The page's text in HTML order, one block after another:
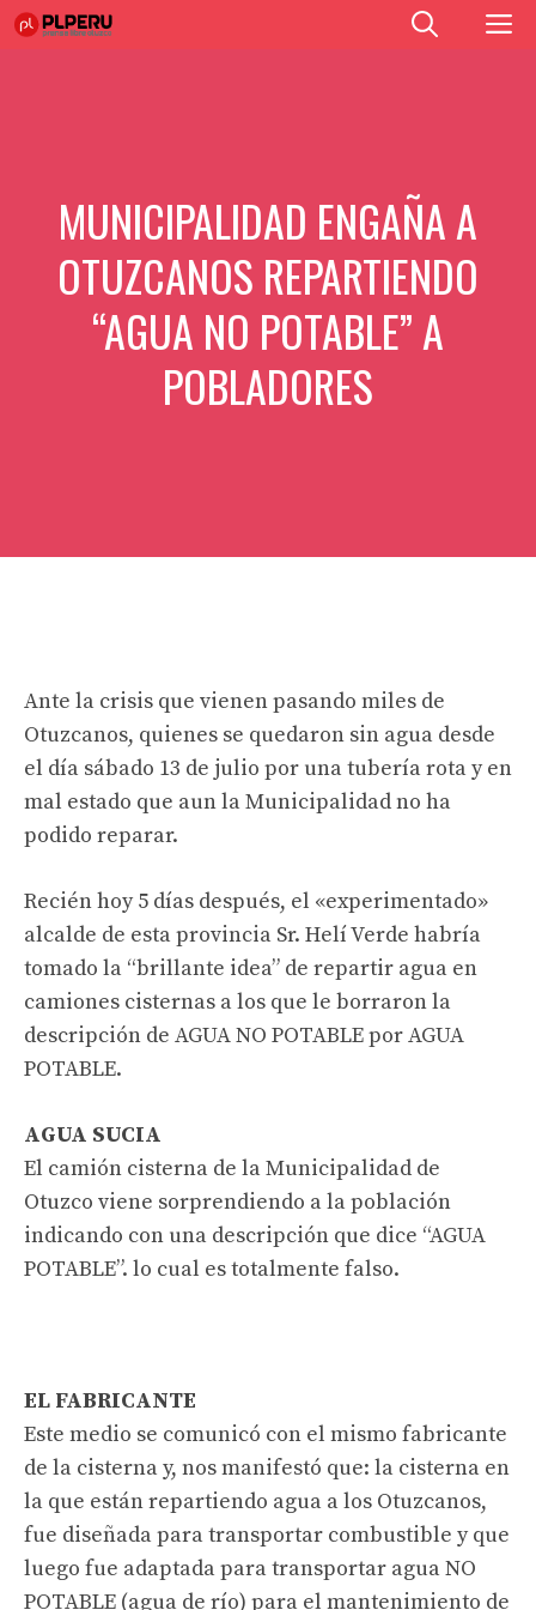
Saltar
MUNICIPALIDAD ENGAÑA A
OTUZCANOS REPARTIENDO
“AGUA NO POTABLE” A
POBLADORES
Ante la crisis que vienen pasando miles de
Otuzcanos, quienes se quedaron sin agua desde
el día sábado 13 de julio por una tubería rota y en
mal estado que aun la Municipalidad no ha
podido reparar.
Recién hoy 5 días después, el «experimentado»
alcalde de esta provincia Sr. Helí Verde habría
tomado la “brillante idea” de repartir agua en
camiones cisternas a los que le borraron la
descripción de AGUA NO POTABLE por AGUA
POTABLE.
AGUA SUCIA
El camión cisterna de la Municipalidad de
Otuzco viene sorprendiendo a la población
indicando con una descripción que dice “AGUA
POTABLE”. lo cual es totalmente falso.
EL FABRICANTE
Este medio se comunicó con el mismo fabricante
de la cisterna y, nos manifestó que: la cisterna en
la que están repartiendo agua a los Otuzcanos,
fue diseñada para transportar combustible y que
luego fue adaptada para transportar agua NO
POTABLE (agua de río) para el mantenimiento de